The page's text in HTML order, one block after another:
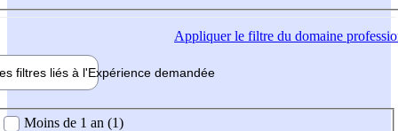
Appliquerle filtre du domaine
filtres liés à l'Expérience demandée
demandée
Moins de 1 an (1)